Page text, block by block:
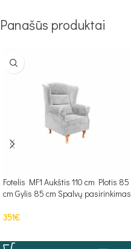
Panašūs produktai
Fotelis MF1 Aukštis 110 cm Plotis 85
cm Gylis 85 cm Spalvų pasirinkimas
351€